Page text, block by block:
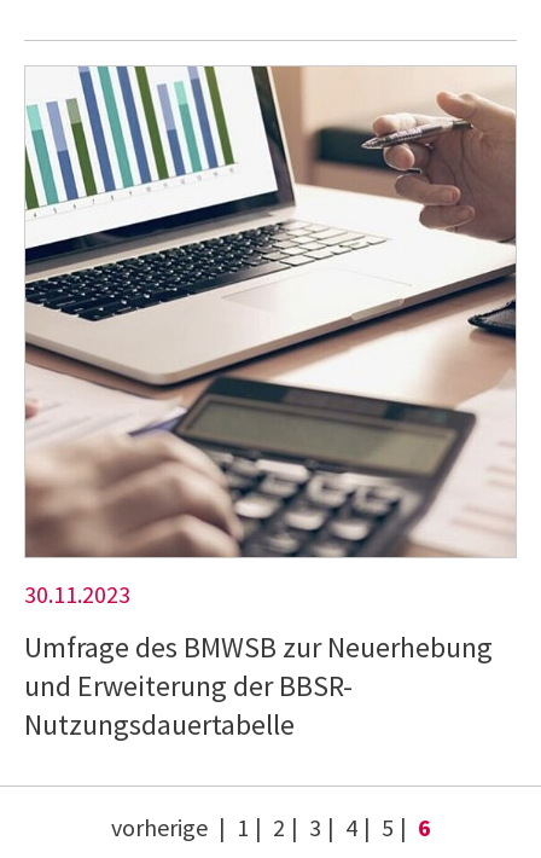
30.11.2023
Umfrage des BMWSB zur Neuerhebung
und Erweiterung der BBSR-
Nutzungsdauertabelle
vorherige 1 2 3 4 5 6